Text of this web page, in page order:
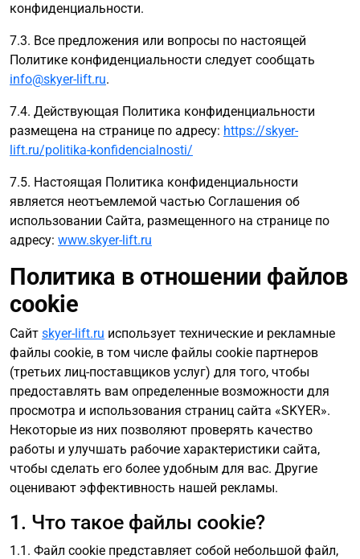
конфиденциальности.
7.3. Все предложения или вопросы по настоящей
Политике конфиденциальности следует сообщать
info@skyer-lift.ru.
7.4. Действующая Политика конфиденциальности
размещена на странице по адресу: https://skyer-
lift.ru/politika-konfidencialnosti/
7.5. Настоящая Политика конфиденциальности
является неотъемлемой частью Соглашения об
использовании Сайта, размещенного на странице по
адресу: www.skyer-lift.ru
Политика в отношении файлов
cookie
Сайт skyer-lift.ru использует технические и рекламные
файлы cookie, в том числе файлы cookie партнеров
(третьих лиц-поставщиков услуг) для того, чтобы
предоставлять вам определенные возможности для
просмотра и использования страниц сайта «SKYER».
Некоторые из них позволяют проверять качество
работы и улучшать рабочие характеристики сайта,
чтобы сделать его более удобным для вас. Другие
оценивают эффективность нашей рекламы.
1. Что такое файлы cookie?
1.1. Файл cookie представляет собой небольшой файл,